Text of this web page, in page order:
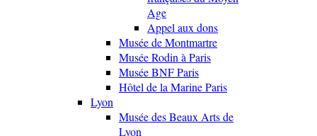
Age
Appel aux dons
Musée de Montmartre
Musée Rodin à Paris
Musée BNF Paris
Hôtel de la Marine Paris
Lyon
Musée des Beaux Arts de
Lyon